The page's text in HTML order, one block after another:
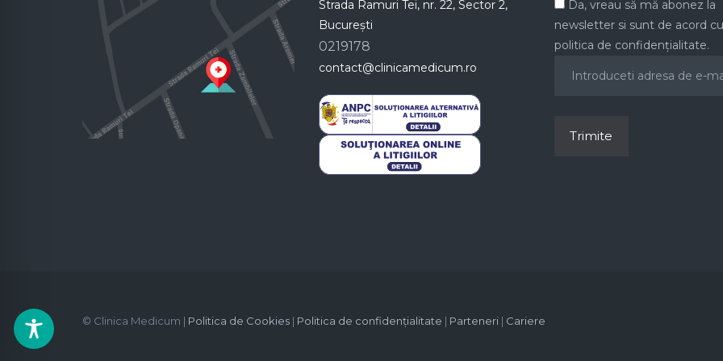
Strada Ramuri Tei, nr. 22, Sector 2,
București
0219178
contact@clinicamedicum.ro
Da, vreau să mă abonez la
newsletter si sunt de acord cu
politica de confidențialitate.
© Clinica Medicum | Politica de Cookies | Politica de confidențialitate | Parteneri | Cariere